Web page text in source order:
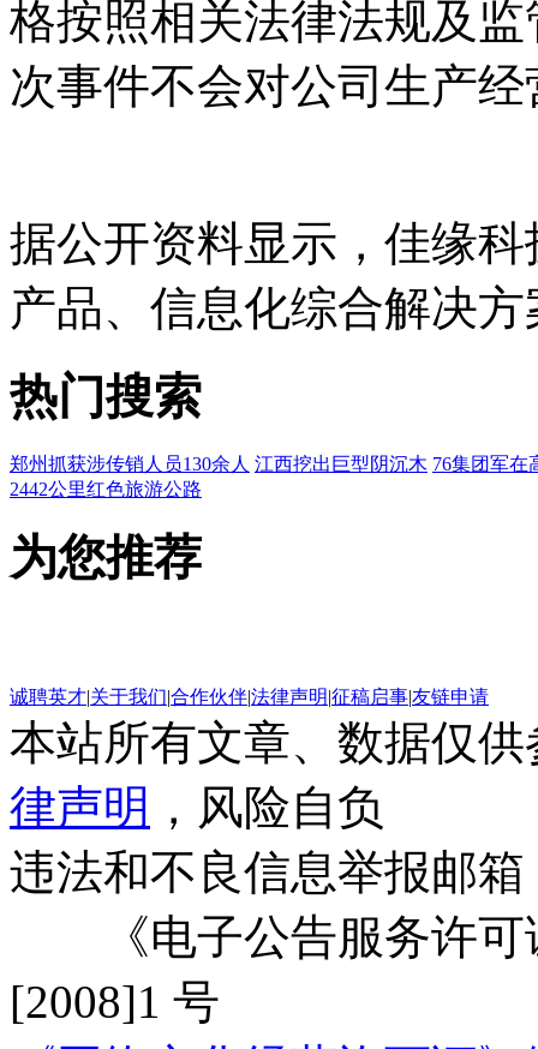
格按照相关法律法规及
次事件不会对公司生产
据公开资料显示，佳缘
产品、信息化综合解决
热门搜索
郑州抓获涉传销人员130余人 江西挖出巨型阴沉木 76集团军在
2442公里红色旅游公路
为您推荐
诚聘英才|关于我们|合作伙伴|法律声明|征稿启事|友链申请
本站所有文章、数据仅
律声明 ，风险自负
违法和不良信息举报邮箱
《电子公告服务许可
[2008]1 号